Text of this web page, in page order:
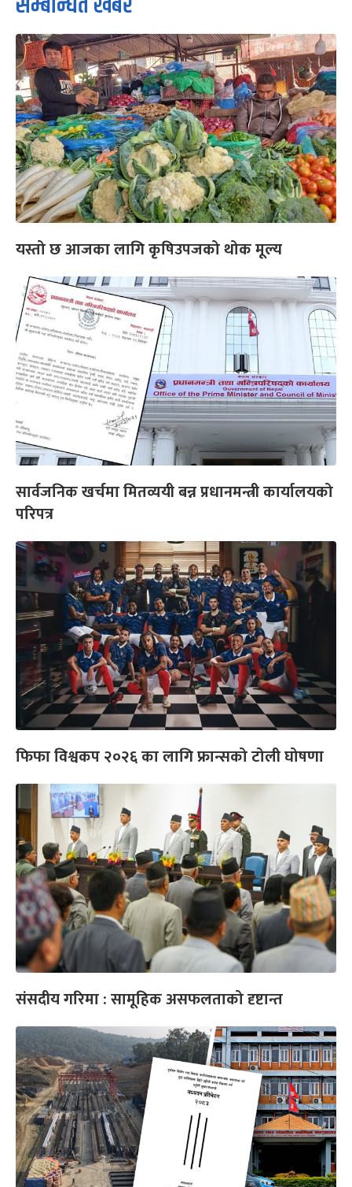
यस्तो छ आजका लागि कृषिउपजको थोक मूल्य
सार्वजनिक खर्चमा मितव्ययी बन्न प्रधानमन्त्री कार्यालयको
परिपत्र
फिफा विश्वकप २०२६ का लागि फ्रान्सको टोली घोषणा
संसदीय गरिमा : सामूहिक असफलताको दृष्टान्त